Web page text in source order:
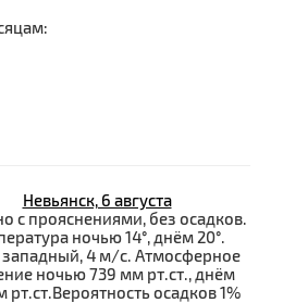
Невьянск, 6 августа
с прояснениями, без осадков.
ночью 14°, днём 20°.
западный, 4 м/с. Атмосферное
ночью 739 мм рт.ст., днём
рт.ст.Вероятность осадков 1%